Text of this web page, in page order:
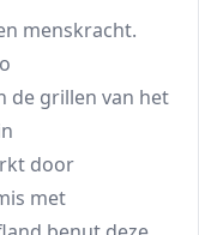
menskracht.
de grillen van het
door
met